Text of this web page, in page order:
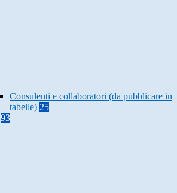
Consulenti e collaboratori (da pubblicare in
tabelle) 25
93